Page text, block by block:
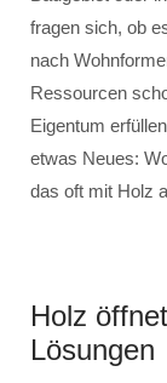
fragen sich, ob
nach
Ressourcen
Eigentum
etwas Neues:
das oft mit Holz
Holz
Lösungen